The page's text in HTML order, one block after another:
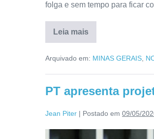
folga e sem tempo para ficar
Leia mais
Arquivado em: MINAS GERAIS
PT apresenta
Jean Piter | Postado em 09/05/